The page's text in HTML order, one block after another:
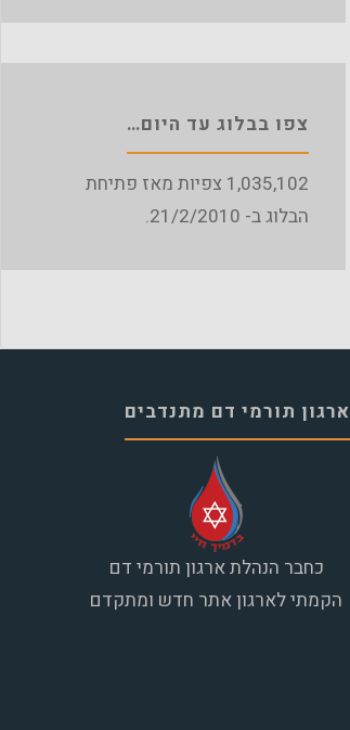
צפו בבלוג עד היום…
1,035,102 צפיות מאז פתיחת
הבלוג ב- 21/2/2010.
ארגון תורמי דם מתנדבים
כחבר הנהלת ארגון תורמי דם
הקמתי לארגון אתר חדש ומתקדם